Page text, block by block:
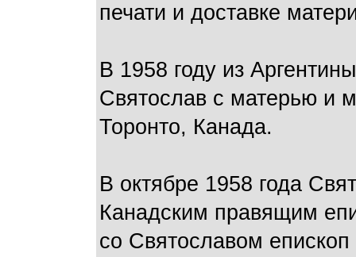
печати и доставке
В 1958 году из
Святослав с матерью и
Торонто, Канада.
В октябре 1958 года
Канадским правящим
со Святославом епископ